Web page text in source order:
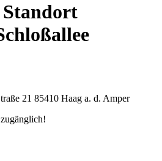
21 85410 Haag a. d. Amper